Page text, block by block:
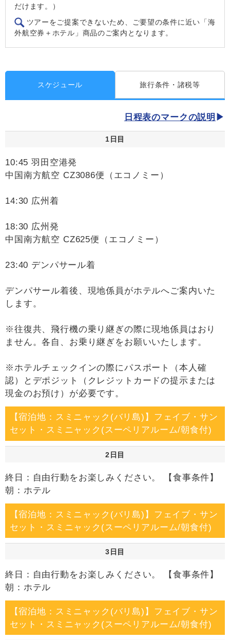
だけます。）
ツアーをご提案できないため、ご要望の条件に近い「海
外航空券＋ホテル」商品のご案内となります。
スケジュール 旅行条件・諸税等
日程表のマークの説明
1日目
10:45 羽田空港発
中国南方航空 CZ3086便（エコノミー）
14:30 広州着
18:30 広州発
中国南方航空 CZ625便（エコノミー）
23:40 デンパサール着
デンパサール着後、現地係員がホテルへご案内いた
します。
※往復共、飛行機の乗り継ぎの際に現地係員はおり
ません。各自、お乗り継ぎをお願いいたします。
※ホテルチェックインの際にパスポート（本人確
認）とデポジット（クレジットカードの提示または
現金のお預け）が必要です。
【宿泊地：スミニャック(バリ島)】フェイブ・サン
セット・スミニャック(スーペリアルーム/朝食付)
2日目
終日：自由行動をお楽しみください。 【食事条件】
朝：ホテル
【宿泊地：スミニャック(バリ島)】フェイブ・サン
セット・スミニャック(スーペリアルーム/朝食付)
3日目
終日：自由行動をお楽しみください。 【食事条件】
朝：ホテル
【宿泊地：スミニャック(バリ島)】フェイブ・サン
セット・スミニャック(スーペリアルーム/朝食付)